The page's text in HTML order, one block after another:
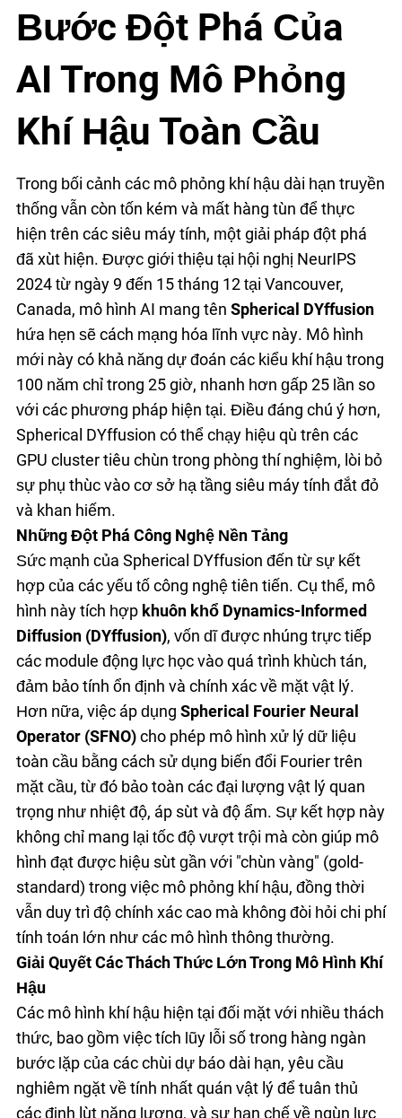
Bước Đột Phá Của
AI Trong Mô Phỏng
Khí Hậu Toàn Cầu
Trong bối cảnh các mô phỏng khí hậu dài hạn truyền
thống vẫn còn tốn kém và mất hàng tuần để thực
hiện trên các siêu máy tính, một giải pháp đột phá
đã xuất hiện. Được giới thiệu tại hội nghị NeurIPS
2024 từ ngày 9 đến 15 tháng 12 tại Vancouver,
Canada, mô hình AI mang tên Spherical DYffusion
hứa hẹn sẽ cách mạng hóa lĩnh vực này. Mô hình
mới này có khả năng dự đoán các kiểu khí hậu trong
100 năm chỉ trong 25 giờ, nhanh hơn gấp 25 lần so
với các phương pháp hiện tại. Điều đáng chú ý hơn,
Spherical DYffusion có thể chạy hiệu quả trên các
GPU cluster tiêu chuẩn trong phòng thí nghiệm, loại bỏ
sự phụ thuộc vào cơ sở hạ tầng siêu máy tính đắt đỏ
và khan hiếm.
Những Đột Phá Công Nghệ Nền Tảng
Sức mạnh của Spherical DYffusion đến từ sự kết
hợp của các yếu tố công nghệ tiên tiến. Cụ thể, mô
hình này tích hợp khuôn khổ Dynamics-Informed
Diffusion (DYffusion), vốn dĩ được nhúng trực tiếp
các module động lực học vào quá trình khuếch tán,
đảm bảo tính ổn định và chính xác về mặt vật lý.
Hơn nữa, việc áp dụng Spherical Fourier Neural
Operator (SFNO)cho phép mô hình xử lý dữ liệu
toàn cầu bằng cách sử dụng biến đổi Fourier trên
mặt cầu, từ đó bảo toàn các đại lượng vật lý quan
trọng như nhiệt độ, áp suất và độ ẩm. Sự kết hợp này
không chỉ mang lại tốc độ vượt trội mà còn giúp mô
hình đạt được hiệu suất gần với "chuẩn vàng" (gold-
standard) trong việc mô phỏng khí hậu, đồng thời
vẫn duy trì độ chính xác cao mà không đòi hỏi chi phí
tính toán lớn như các mô hình thông thường.
Giải Quyết Các Thách Thức Lớn Trong Mô Hình Khí
Hậu
Các mô hình khí hậu hiện tại đối mặt với nhiều thách
thức, bao gồm việc tích lũy lỗi số trong hàng ngàn
bước lặp của các chuỗi dự báo dài hạn, yêu cầu
nghiêm ngặt về tính nhất quán vật lý để tuân thủ
các định luật năng lượng, và sự hạn chế về nguồn lực